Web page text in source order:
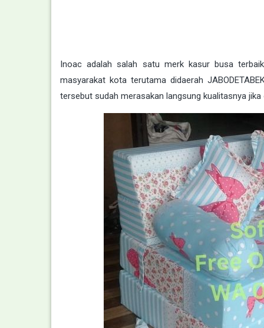
Inoac adalah salah satu merk kasur busa
masyarakat kota terutama didaerah
tersebut sudah merasakan langsung kualitasnya